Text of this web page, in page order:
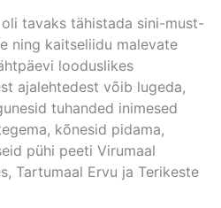
tavaks tähistada sini-must-
ning kaitseliidu malevate
looduslikes
ajalehtedest võib lugeda,
tuhanded inimesed
kõnesid pidama,
pühi peeti Virumaal
Tartumaal Ervu ja Terikeste